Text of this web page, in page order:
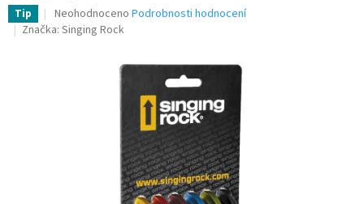
Tip
Průměrné
hodnocení
Neohodnoceno Podrobnosti hodnocení
Značka: Singing Rock